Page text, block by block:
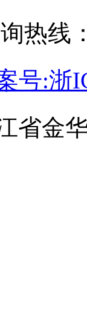
热线
号:浙
省金